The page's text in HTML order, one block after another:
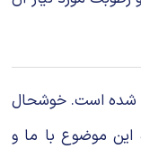
شده است. خوشحال
این موضوع با ما و